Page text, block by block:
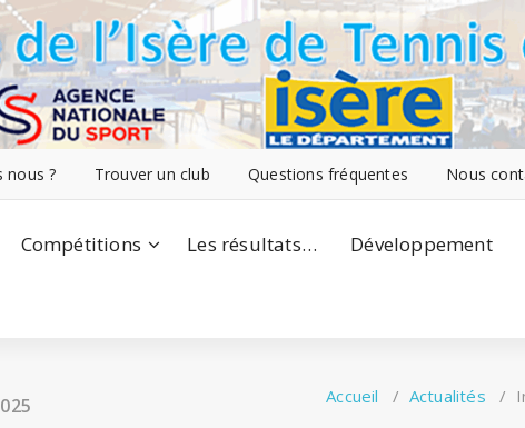
nous ? Trouver un club Questions fréquentes Nous
Compétitions Les résultats… Développement
Accueil / Actualités /